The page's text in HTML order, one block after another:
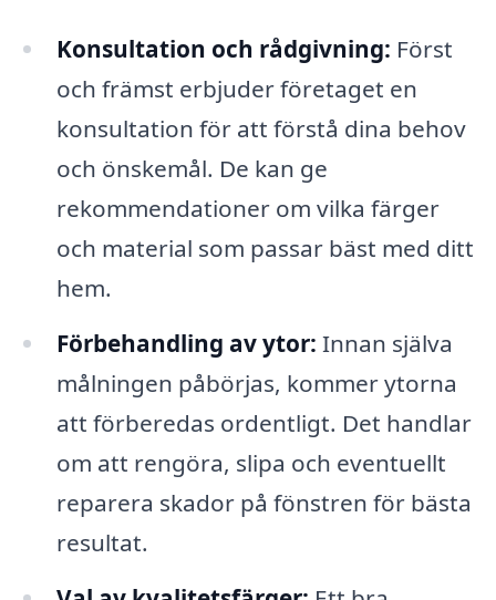
Konsultation och rådgivning: Först
och främst erbjuder företaget en
konsultation för att förstå dina behov
och önskemål. De kan ge
rekommendationer om vilka färger
och material som passar bäst med ditt
hem.
Förbehandling av ytor: Innan själva
målningen påbörjas, kommer ytorna
att förberedas ordentligt. Det handlar
om att rengöra, slipa och eventuellt
reparera skador på fönstren för bästa
resultat.